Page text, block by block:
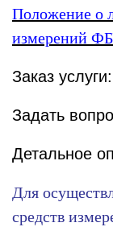
Положение о
измерений
Заказ
Задать
Детальное
Для
средств